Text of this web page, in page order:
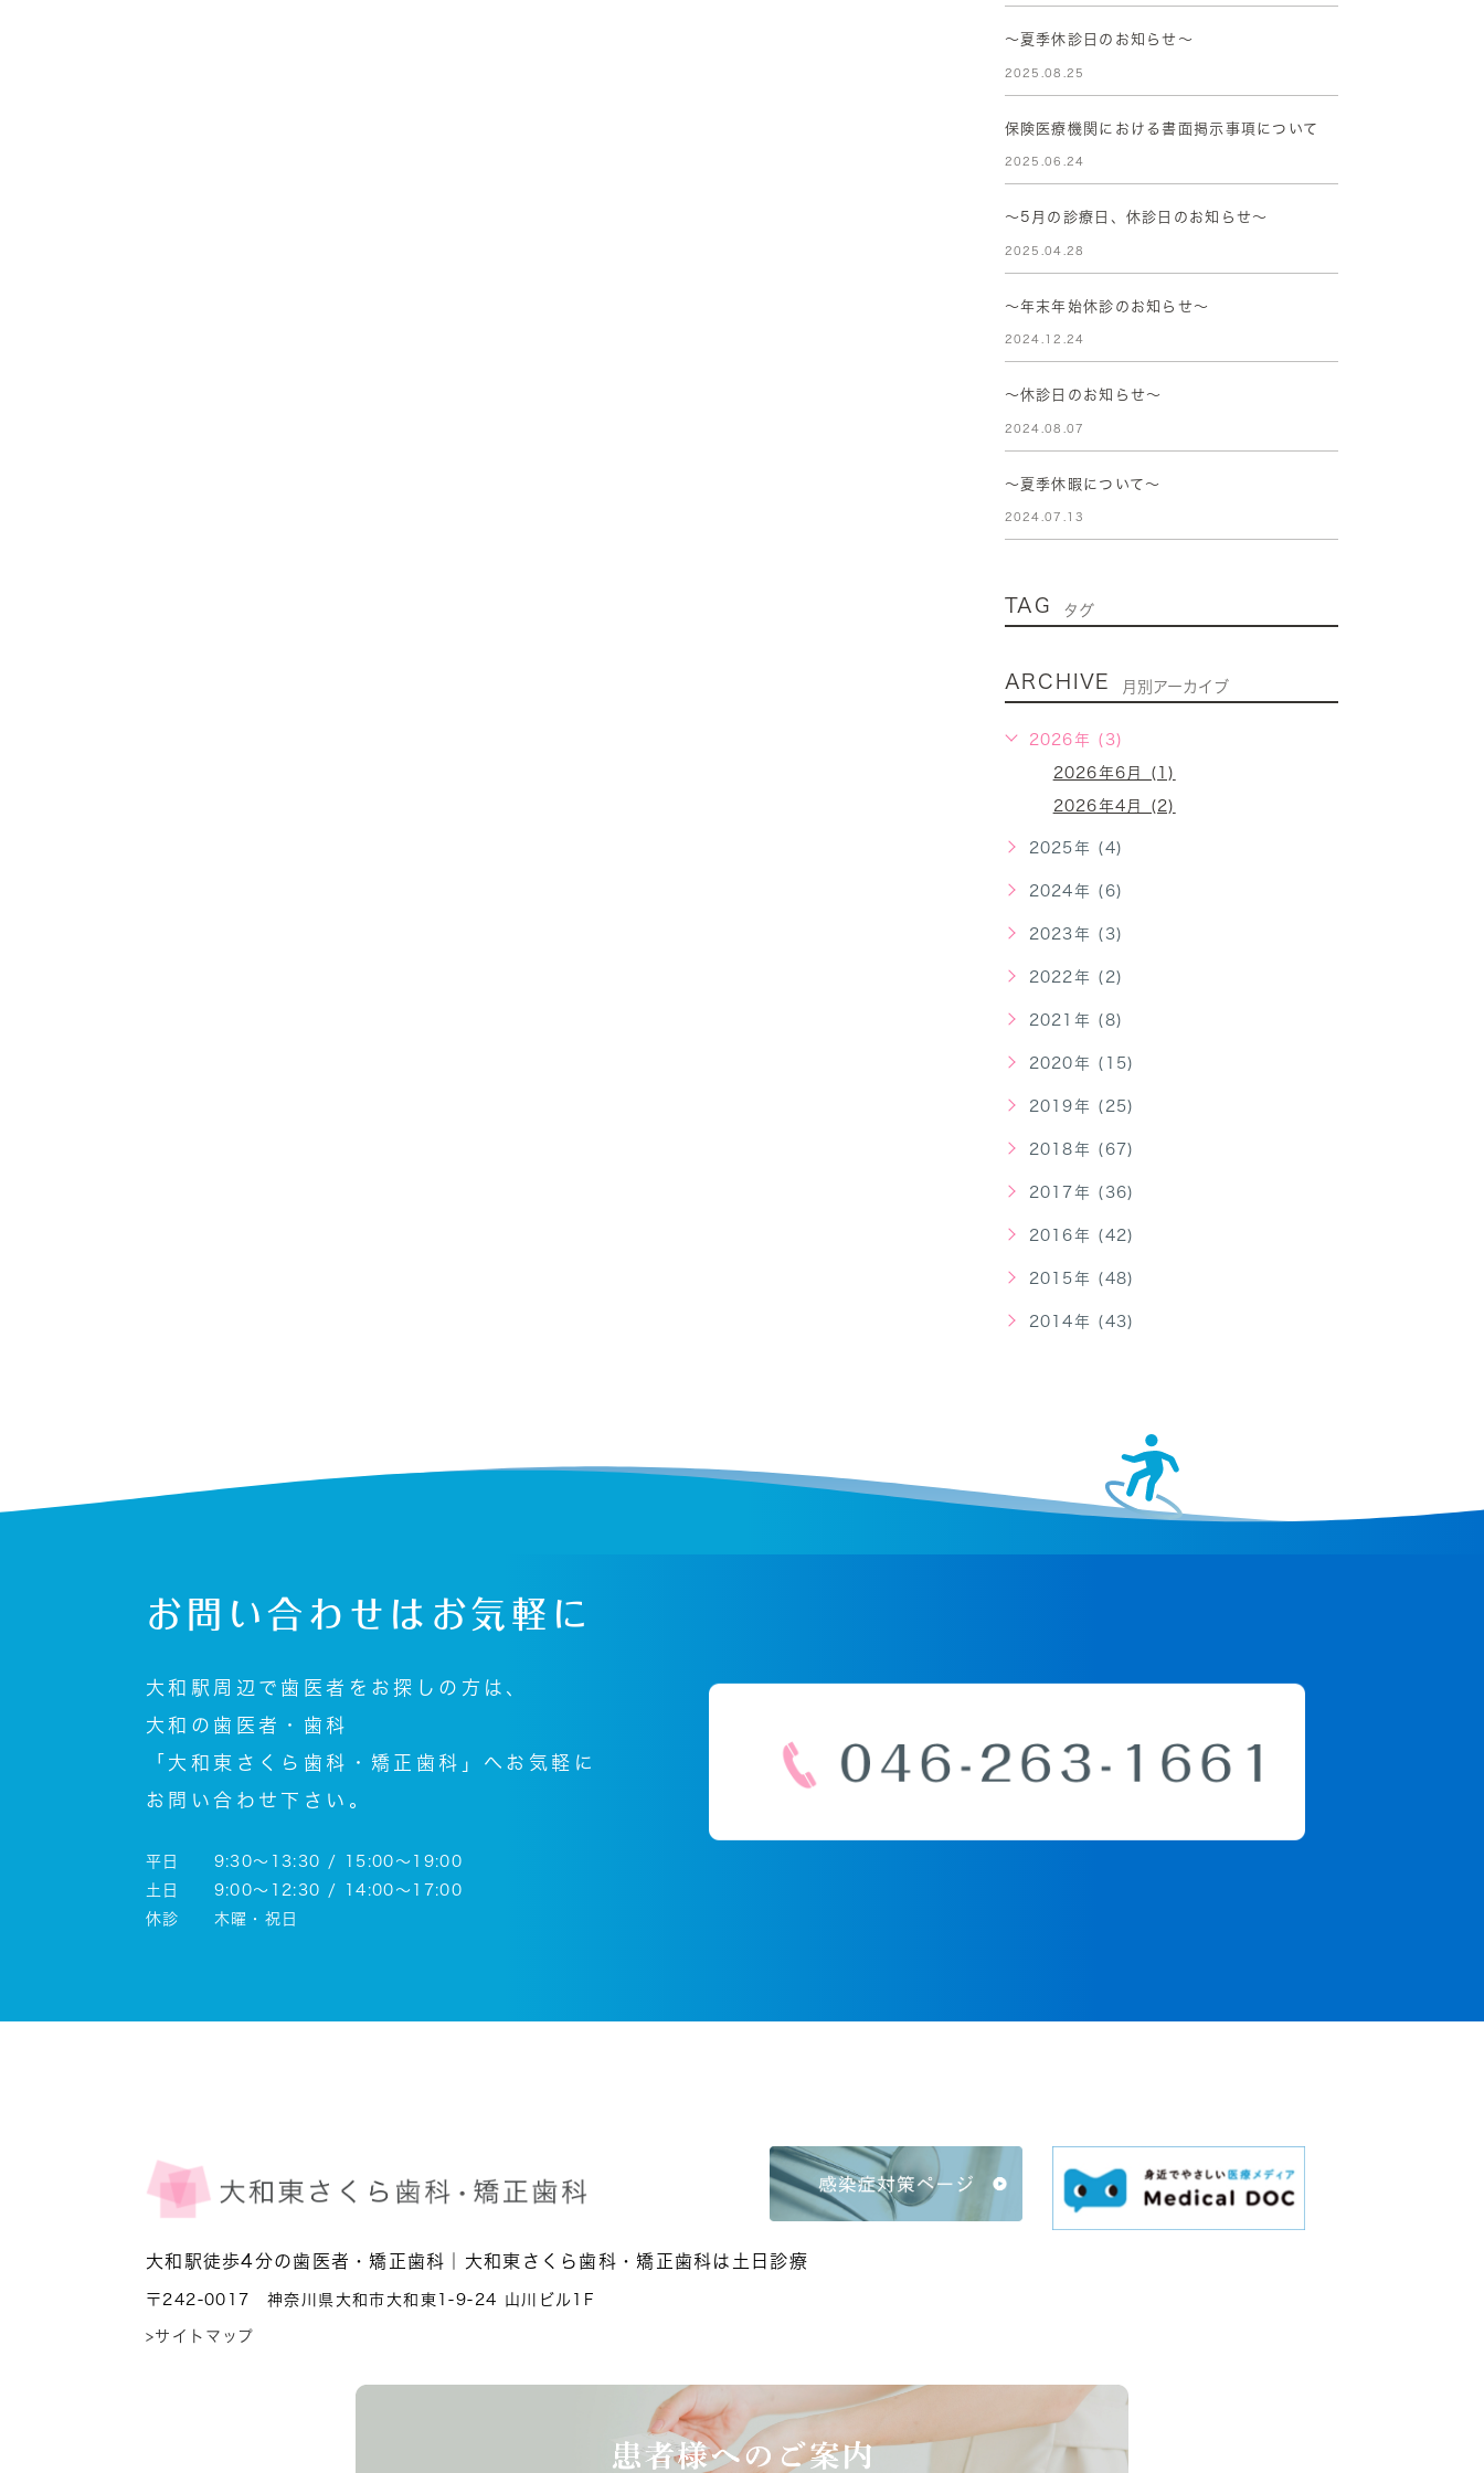
～夏季休診日のお知らせ～
2025.08.25
保険医療機関における書面掲示事項について
2025.06.24
～5月の診療日、休診日のお知らせ～
2025.04.28
〜年末年始休診のお知らせ〜
2024.12.24
～休診日のお知らせ～
2024.08.07
～夏季休暇について～
2024.07.13
TAG タグ
ARCHIVE 月別アーカイブ
2026年 (3)
2026年6月 (1)
2026年4月 (2)
2025年 (4)
2024年 (6)
2023年 (3)
2022年 (2)
2021年 (8)
2020年 (15)
2019年 (25)
2018年 (67)
2017年 (36)
2016年 (42)
2015年 (48)
2014年 (43)
お問い合わせは お気軽に
大和駅周辺で歯医者をお探しの方は、
大和の歯医者・歯科
「大和東さくら歯科・矯正歯科」へ お気軽に
お問い合わせ下さい。
平日 9:30～13:30 / 15:00～19:00
土日 9:00～12:30 / 14:00～17:00
休診 木曜・祝日
大和駅徒歩4分の歯医者・矯正歯科｜大和東さくら歯科・矯正歯科は土日診療
〒242-0017 神奈川県大和市大和東1-9-24 山川ビル1F
>サイトマップ